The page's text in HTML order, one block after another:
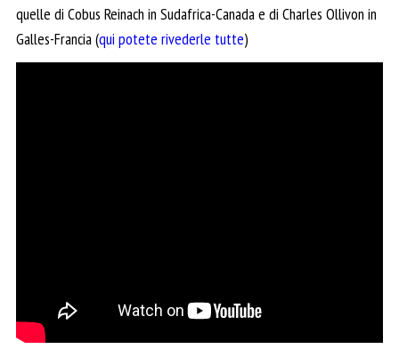
quelle di Cobus Reinach in Sudafrica-Canada e di Charles Ollivon in
Galles-Francia (qui potete rivederle tutte)